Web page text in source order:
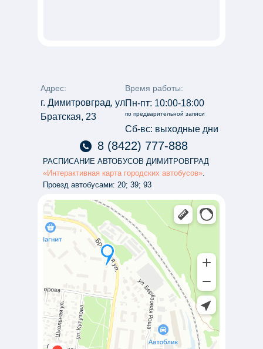
г. Димитровград, ул.
Братская, 23
Адрес:
РАСПИСАНИЕ АВТОБУСОВ ДИМИТРОВГРАД
«Интерактивная карта городских автобусов».
Проезд автобусами: 20; 39; 93
Время работы:
Пн-пт: 10:00-18:00
Сб-вс: выходные дни
8 (8422) 777-888
по предварительной записи